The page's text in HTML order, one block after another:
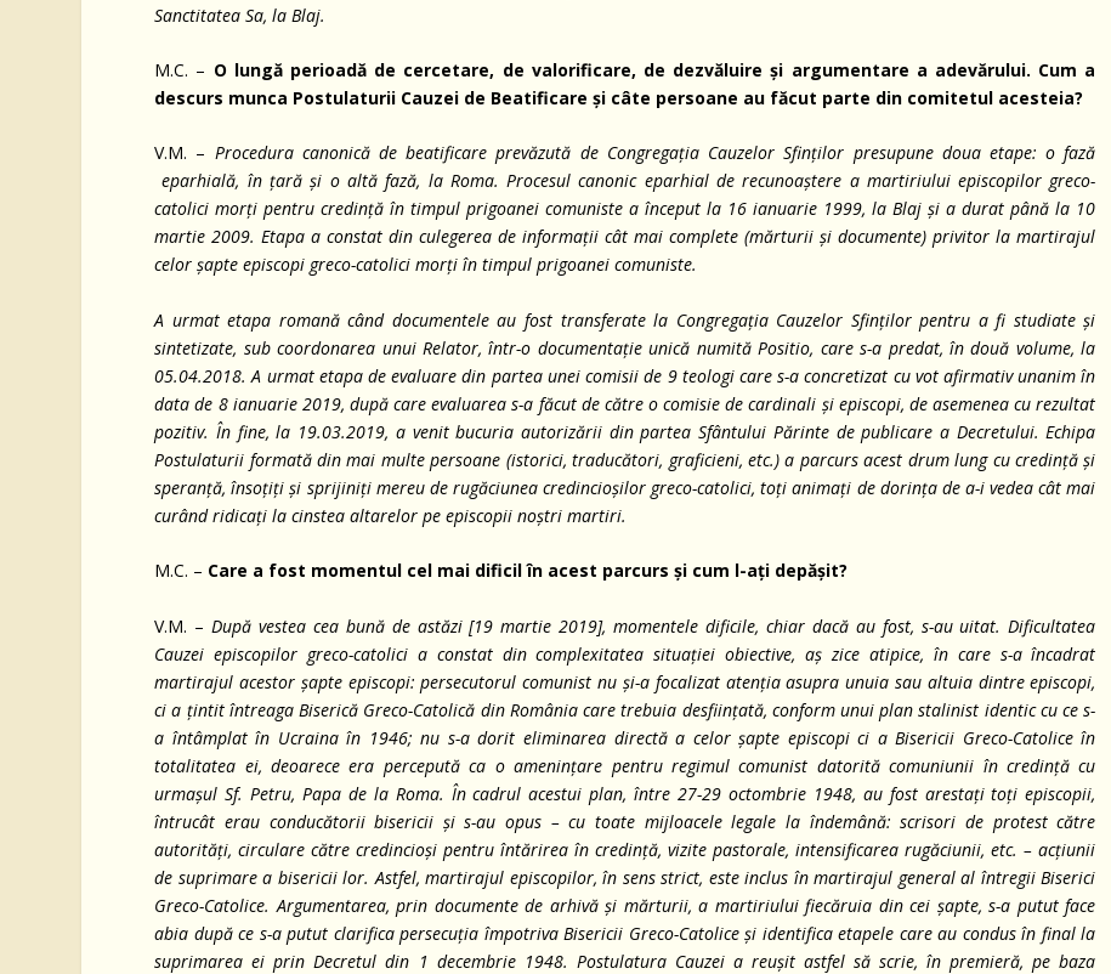
Sanctitatea Sa, la Blaj.
M.C. – O lungă perioadă de cercetare, de valorificare, de dezvăluire și argumentare a adevărului. Cum a
descurs munca Postulaturii Cauzei de Beatificare și câte persoane au făcut parte din comitetul acesteia?
V.M. – Procedura canonică de beatificare prevăzută de Congregația Cauzelor Sfinților presupune doua etape: o fază
eparhială, în țară și o altă fază, la Roma. Procesul canonic eparhial de recunoaștere a martiriului episcopilor greco-
catolici morți pentru credință în timpul prigoanei comuniste a început la 16 ianuarie 1999, la Blaj și a durat până la 10
martie 2009. Etapa a constat din culegerea de informații cât mai complete (mărturii și documente) privitor la martirajul
celor șapte episcopi greco-catolici morți în timpul prigoanei comuniste.
A urmat etapa romană când documentele au fost transferate la Congregația Cauzelor Sfinților pentru a fi studiate și
sintetizate, sub coordonarea unui Relator, într-o documentație unică numită Positio, care s-a predat, în două volume, la
05.04.2018. A urmat etapa de evaluare din partea unei comisii de 9 teologi care s-a concretizat cu vot afirmativ unanim în
data de 8 ianuarie 2019, după care evaluarea s-a făcut de către o comisie de cardinali și episcopi, de asemenea cu rezultat
pozitiv. În fine, la 19.03.2019, a venit bucuria autorizării din partea Sfântului Părinte de publicare a Decretului. Echipa
Postulaturii formată din mai multe persoane (istorici, traducători, graficieni, etc.) a parcurs acest drum lung cu credință și
speranță, însoțiți și sprijiniți mereu de rugăciunea credincioșilor greco-catolici, toți animați de dorința de a-i vedea cât mai
curând ridicați la cinstea altarelor pe episcopii noștri martiri.
M.C. – Care a fost momentul cel mai dificil în acest parcurs și cum l-ați depășit?
V.M. – După vestea cea bună de astăzi [19 martie 2019], momentele dificile, chiar dacă au fost, s-au uitat. Dificultatea
Cauzei episcopilor greco-catolici a constat din complexitatea situației obiective, aș zice atipice, în care s-a încadrat
martirajul acestor șapte episcopi: persecutorul comunist nu și-a focalizat atenția asupra unuia sau altuia dintre episcopi,
ci a țintit întreaga Biserică Greco-Catolică din România care trebuia desființată, conform unui plan stalinist identic cu ce s-
a întâmplat în Ucraina în 1946; nu s-a dorit eliminarea directă a celor șapte episcopi ci a Bisericii Greco-Catolice în
totalitatea ei, deoarece era percepută ca o amenințare pentru regimul comunist datorită comuniunii în credință cu
urmașul Sf. Petru, Papa de la Roma. În cadrul acestui plan, între 27-29 octombrie 1948, au fost arestați toți episcopii,
întrucât erau conducătorii bisericii și s-au opus – cu toate mijloacele legale la îndemână: scrisori de protest către
autorități, circulare către credincioși pentru întărirea în credință, vizite pastorale, intensificarea rugăciunii, etc. – acțiunii
de suprimare a bisericii lor. Astfel, martirajul episcopilor, în sens strict, este inclus în martirajul general al întregii Biserici
Greco-Catolice. Argumentarea, prin documente de arhivă și mărturii, a martiriului fiecăruia din cei șapte, s-a putut face
abia după ce s-a putut clarifica persecuția împotriva Bisericii Greco-Catolice și identifica etapele care au condus în final la
suprimarea ei prin Decretul din 1 decembrie 1948. Postulatura Cauzei a reușit astfel să scrie, în premieră, pe baza